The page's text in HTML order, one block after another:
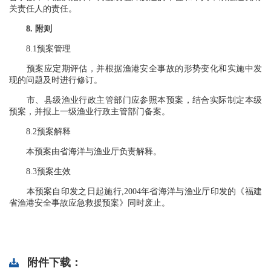
关责任人的责任。
8. 附则
8.1预案管理
预案应定期评估，并根据渔港安全事故的形势变化和实施中发
现的问题及时进行修订。
市、县级渔业行政主管部门应参照本预案，结合实际制定本级
预案，并报上一级渔业行政主管部门备案。
8.2预案解释
本预案由省海洋与渔业厅负责解释。
8.3预案生效
本预案自印发之日起施行,2004年省海洋与渔业厅印发的《福建
省渔港安全事故应急救援预案》同时废止。
附件下载：